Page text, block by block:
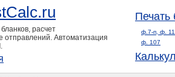
расчет
отправлений. Автоматизация
Печать
ф.7-п, ф.
ф. 107